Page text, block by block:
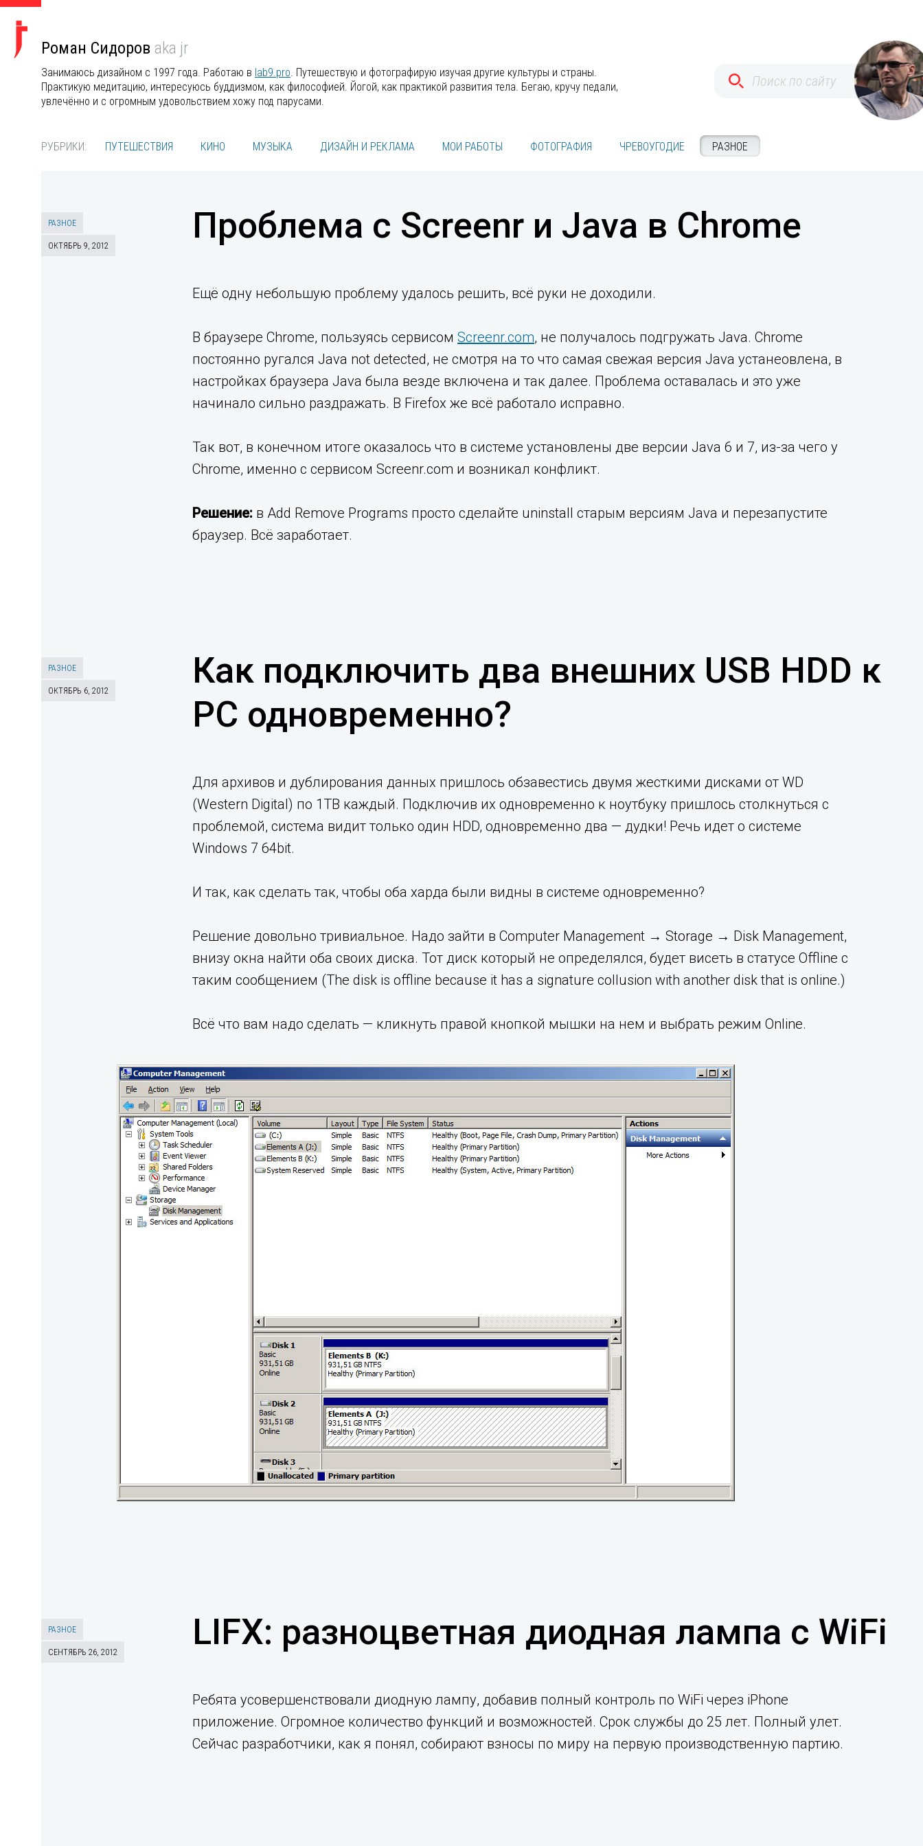
Роман Сидоров aka jr
Занимаюсь дизайном с 1997 года. Работаю в lab9.pro. Путешествую и фотографирую изучая другие культуры и страны.
Практикую медитацию, интересуюсь буддизмом, как философией. Йогой, как практикой развития тела. Бегаю, кручу педали,
увлечённо и с огромным удовольствием хожу под парусами.
РУБРИКИ: ПУТЕШЕСТВИЯ КИНО МУЗЫКА ДИЗАЙН И РЕКЛАМА МОИ РАБОТЫ ФОТОГРАФИЯ ЧРЕВОУГОДИЕ РАЗНОЕ
РАЗНОЕ
ОКТЯБРЬ 9, 2012 Проблема с Screenr и Java в Chrome
Ещё одну небольшую проблему удалось решить, всё руки не доходили.
В браузере Chrome, пользуясь сервисом Screenr.com, не получалось подгружать Java. Chrome
постоянно ругался Java not detected, не смотря на то что самая свежая версия Java устанеовлена, в
настройках браузера Java была везде включена и так далее. Проблема оставалась и это уже
начинало сильно раздражать. В Firefox же всё работало исправно.
Так вот, в конечном итоге оказалось что в системе установлены две версии Java 6 и 7, из-за чего у
Chrome, именно с сервисом Screenr.com и возникал конфликт.
Решение: в Add Remove Programs просто сделайте uninstall старым версиям Java и перезапустите
браузер. Всё заработает.
РАЗНОЕ
ОКТЯБРЬ 6, 2012
Как подключить два внешних USB HDD к
PC одновременно?
Для архивов и дублирования данных пришлось обзавестись двумя жесткими дисками от WD
(Western Digital) по 1TB каждый. Подключив их одновременно к ноутбуку пришлось столкнуться с
проблемой, система видит только один HDD, одновременно два — дудки! Речь идет о системе
Windows 7 64bit.
И так, как сделать так, чтобы оба харда были видны в системе одновременно?
Решение довольно тривиальное. Надо зайти в Computer Management → Storage → Disk Management,
внизу окна найти оба своих диска. Тот диск который не определялся, будет висеть в статусе Offline с
таким сообщением (The disk is offline because it has a signature collusion with another disk that is online.)
Всё что вам надо сделать — кликнуть правой кнопкой мышки на нем и выбрать режим Online.
РАЗНОЕ
СЕНТЯБРЬ 26, 2012 LIFX: разноцветная диодная лампа с WiFi
Ребята усовершенствовали диодную лампу, добавив полный контроль по WiFi через iPhone
приложение. Огромное количество функций и возможностей. Срок службы до 25 лет. Полный улет.
Сейчас разработчики, как я понял, собирают взносы по миру на первую производственную партию.